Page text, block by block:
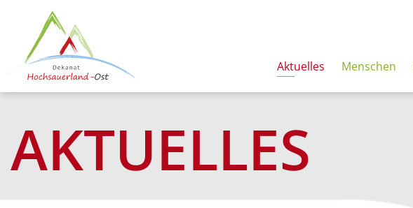
Aktuelles Menschen
AKTUELLES